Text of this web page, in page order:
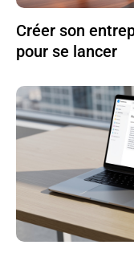
Créer son
pour se lancer